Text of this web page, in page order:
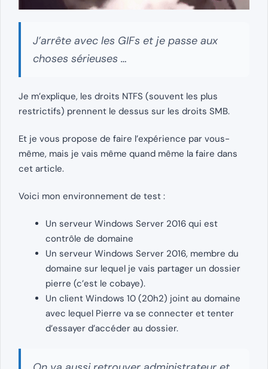
J’arrête avec les GIFs et je passe aux
choses sérieuses …
Je m’explique, les droits NTFS (souvent les plus
restrictifs) prennent le dessus sur les droits SMB.
Et je vous propose de faire l’expérience par vous-
même, mais je vais même quand même la faire dans
cet article.
Voici mon environnement de test :
Un serveur Windows Server 2016 qui est
contrôle de domaine
Un serveur Windows Server 2016, membre du
domaine sur lequel je vais partager un dossier
pierre (c’est le cobaye).
Un client Windows 10 (20h2) joint au domaine
avec lequel Pierre va se connecter et tenter
d’essayer d’accéder au dossier.